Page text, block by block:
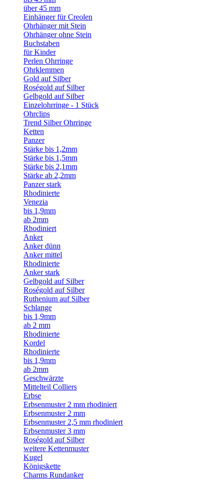
über 45 mm
Einhänger für Creolen
Ohrhänger mit Stein
Ohrhänger ohne Stein
Buchstaben
für Kinder
Perlen Ohrringe
Ohrklemmen
Gold auf Silber
Roségold auf Silber
Gelbgold auf Silber
Einzelohrringe - 1 Stück
Ohrclips
Trend Silber Ohrringe
Ketten
Panzer
Stärke bis 1,2mm
Stärke bis 1,5mm
Stärke bis 2,1mm
Stärke ab 2,2mm
Panzer stark
Rhodinierte
Venezia
bis 1,9mm
ab 2mm
Rhodiniert
Anker
Anker dünn
Anker mittel
Rhodinierte
Anker stark
Gelbgold auf Silber
Roségold auf Silber
Ruthenium auf Silber
Schlange
bis 1,9mm
ab 2 mm
Rhodinierte
Kordel
Rhodinierte
bis 1,9mm
ab 2mm
Geschwärzte
Mittelteil Colliers
Erbse
Erbsenmuster 2 mm rhodiniert
Erbsenmuster 2 mm
Erbsenmuster 2,5 mm rhodiniert
Erbsenmuster 3 mm
Roségold auf Silber
weitere Kettenmuster
Kugel
Königskette
Charms Rundanker